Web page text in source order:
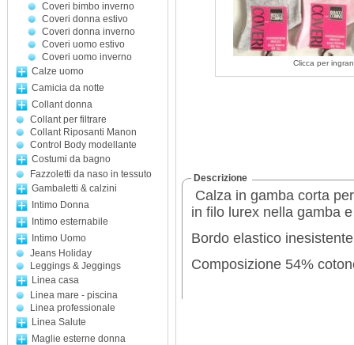
Coveri bimbo inverno
Coveri donna estivo
Coveri donna inverno
Coveri uomo estivo
Coveri uomo inverno
Calze uomo
Camicia da notte
Collant donna
Collant per filtrare
Collant Riposanti Manon
Control Body modellante
Costumi da bagno
Fazzoletti da naso in tessuto
Gambaletti & calzini
Intimo Donna
Intimo esternabile
Intimo Uomo
Jeans Holiday
Leggings & Jeggings
Linea casa
Linea mare - piscina
Linea professionale
Linea Salute
Maglie esterne donna
Clicca per
Descrizione
Calza in gamba corta
in filo lurex nella gamba
Bordo elastico
Composizione 54%